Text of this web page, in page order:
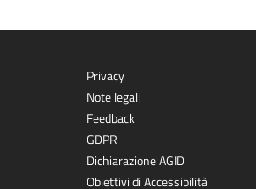
Privacy
Note legali
Feedback
GDPR
Dichiarazione AGID
Obiettivi di Accessibilità